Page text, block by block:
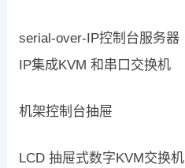
serial-over-IP控制台服务器
IP集成KVM 和串口交换机
机架控制台抽屉
LCD 抽屉式数字KVM交换机